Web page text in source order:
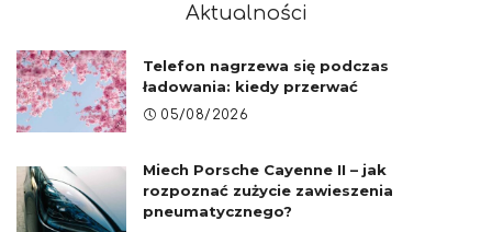
Aktualności
Telefon nagrzewa się podczas
ładowania: kiedy przerwać
05/08/2026
Miech Porsche Cayenne II – jak
rozpoznać zużycie zawieszenia
pneumatycznego?